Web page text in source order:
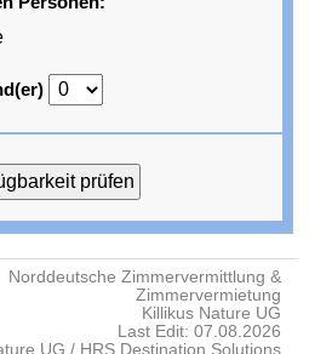
Norddeutsche Zimmervermittlung &
Zimmervermietung
Killikus Nature UG
Last Edit: 07.08.2026
UG / HRS Destination Solutions